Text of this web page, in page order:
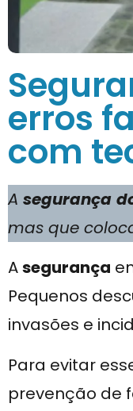
erros
com
A segurança
mas que
Asegurança
Pequenos
invasões e
Para evitar
prevenção de